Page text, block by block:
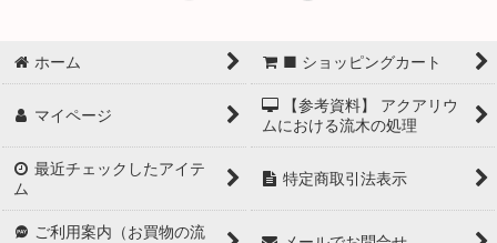
ホーム ■ ショッピングカート
マイページ
【参考資料】 アクアリウ
ムにおける流木の処理
最近チェックしたアイテ
ム
特定商取引法表示
ご利用案内（お買物の流